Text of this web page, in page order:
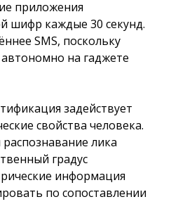
приложения
шифр каждые 30 секунд.
SMS, поскольку
на гаджете
задействует
свойства человека.
лика
градус
информация
по сопоставлении